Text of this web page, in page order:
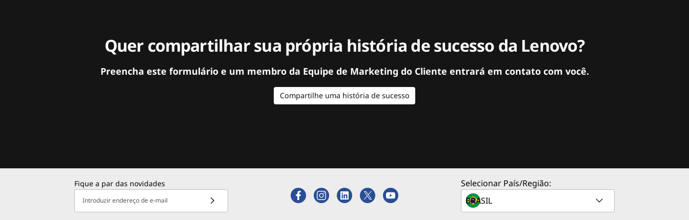
Quer compartilhar sua própria história de sucesso da Lenovo?
Preencha este formulário e um membro da Equipe de Marketing do Cliente entrará em contato com você.
Compartilhe uma história de sucesso
Fique a par das novidades
Introduzir endereço de e-mail
Selecionar País/Região: